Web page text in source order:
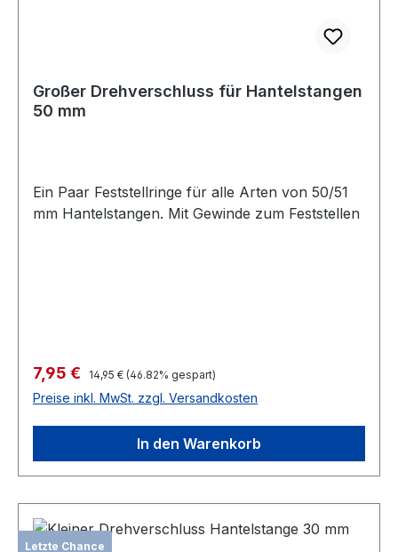
Großer Drehverschluss für Hantelstangen
50 mm
Ein Paar Feststellringe für alle Arten von 50/51
mm Hantelstangen. Mit Gewinde zum Feststellen
Verkaufspreis:
7,95 € Regulärer Preis:
14,95 € (46.82% gespart)
Preise inkl. MwSt. zzgl. Versandkosten
In den Warenkorb
Letzte Chance